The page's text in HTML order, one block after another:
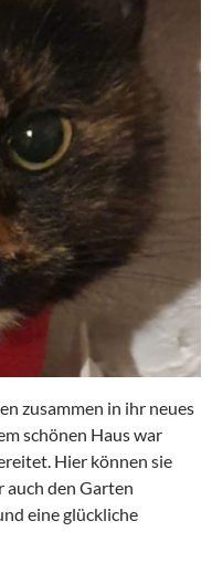
zusammen in ihr neues
schönen Haus war
Hier können sie
auch den Garten
eine glückliche